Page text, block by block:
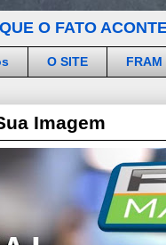
O FATO
O SITE FRAM
Imagem